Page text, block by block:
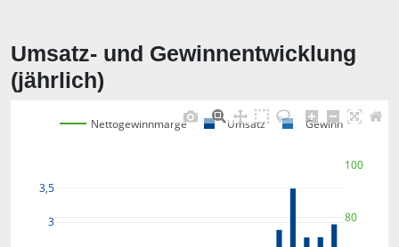
Umsatz- und Gewinnentwicklung
(jährlich)
3
3,5
80
100
Nettogewinnmarge Umsatz Gewinn